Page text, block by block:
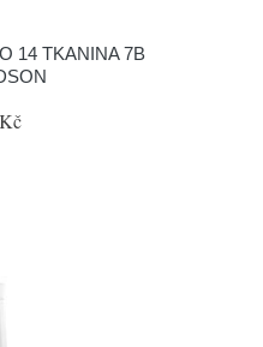
14 TKANINA 7B